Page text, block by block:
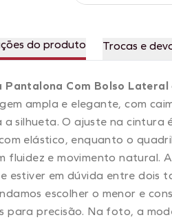
do produto Trocas e
Pantalona Com Bolso Lateral
ampla e elegante, com
a silhueta. O ajuste na cintura
elástico, enquanto o
fluidez e movimento natural.
estiver em dúvida entre dois
escolher o menor e
para precisão. Na foto, a